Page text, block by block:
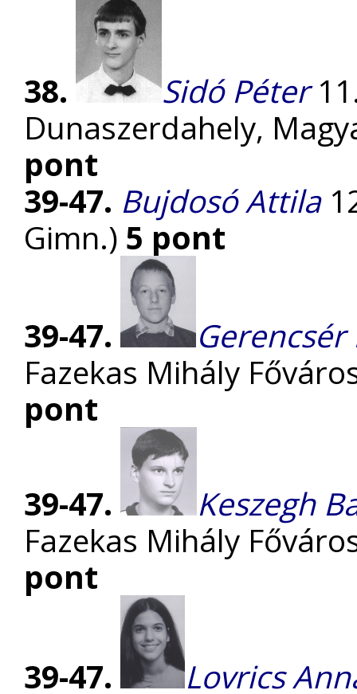
38. Sidó Péter
Dunaszerdahely,
pont
39-47. Bujdosó Attila
Gimn.) 5 pont
39-47.
Gerencsér
Fazekas Mihály
pont
39-47.
Keszegh
Fazekas Mihály
pont
39-47.
Lovrics